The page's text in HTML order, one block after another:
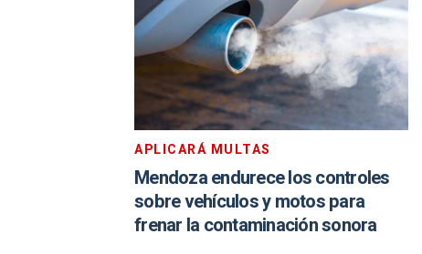
APLICARÁ MULTAS
Mendoza endurece los controles
sobre vehículos y motos para
frenar la contaminación sonora